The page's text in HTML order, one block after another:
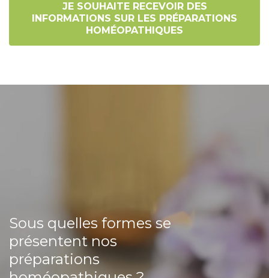
JE SOUHAITE RECEVOIR DES
INFORMATIONS SUR LES PRÉPARATIONS
HOMÉOPATHIQUES
Sous quelles formes se
présentent nos
préparations